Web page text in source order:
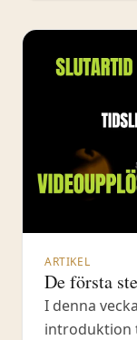
ARTIKEL
De första
I denna
introduktion